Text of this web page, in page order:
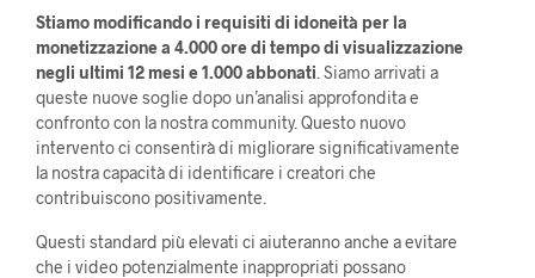
Stiamo modificando i requisiti di idoneità per la
monetizzazione a 4.000 ore di tempo di visualizzazione
negli ultimi 12 mesi e 1.000 abbonati . Siamo arrivati ​​a
queste nuove soglie dopo un’analisi approfondita e
confronto con la nostra community. Questo nuovo
intervento ci consentirà di migliorare significativamente
la nostra capacità di identificare i creatori che
contribuiscono positivamente.
Questi standard più elevati ci aiuteranno anche a evitare
che i video potenzialmente inappropriati possano